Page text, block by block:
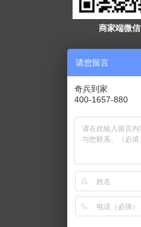
商家端微信
请您留言
奇兵到家
400-1657-880